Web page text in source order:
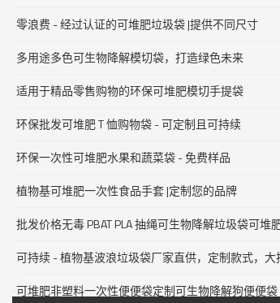
零浪费 - 经过认证的可堆肥垃圾袋 |提供不同尺寸
多用途多色可生物降解模切袋，打造绿色未来
适用于精品零售购物的环保可堆肥模切手提袋
环保批发可堆肥 T 恤购物袋 - 可定制且可持续
环保一次性可堆肥水果和蔬菜袋 - 免费样品
植物基可堆肥一次性食品手套 |定制您的品牌
批发价格无毒 PBAT PLA 抽绳可生物降解垃圾袋可堆
可持续 - 植物基波浪垃圾袋厂家直供，定制款式，大
可堆肥非塑料一次性便便袋定制可生物降解狗便便袋